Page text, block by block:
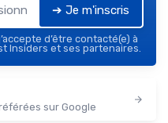
➔ Je m'inscris
d’être contacté(e) à
Insiders et ses partenaires.
sur Google